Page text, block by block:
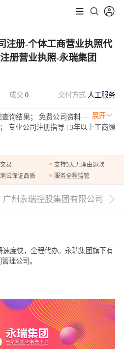
注册-个体工商营业执照代
册营业执照-永瑞集团
成交0 交付方式 人工服务
展开
询结果； 免费公司资料
专业公司注册指导 | 3年以上工商顾
易
支持5天无理由退款
试保证品质
服务全程监管
广州永瑞控股集团有限公司
度快，全程代办。永瑞集团旗下有
理公司。